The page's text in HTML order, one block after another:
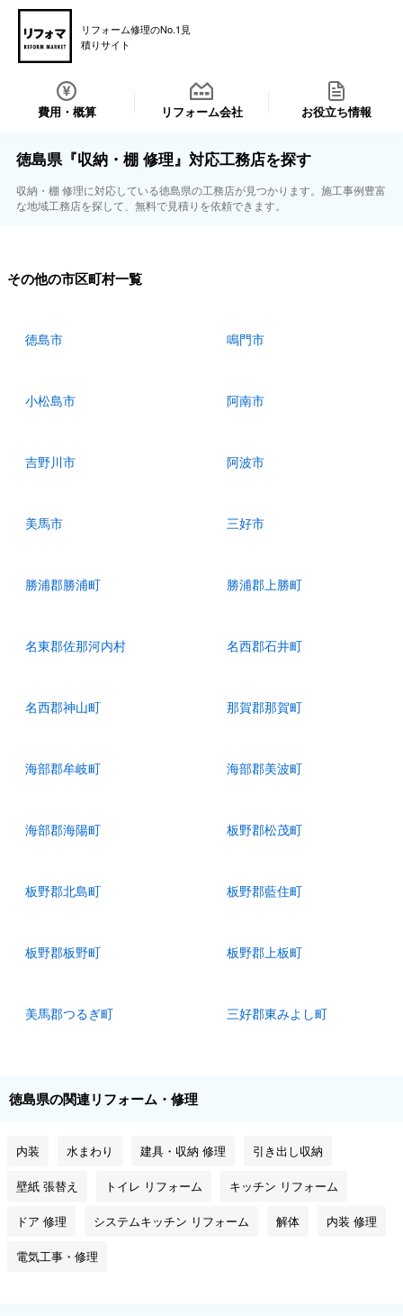
リフォーム修理のNo.1見
積りサイト
費用・概算 リフォーム会社 お役立ち情報
徳島県『収納・棚 修理』対応工務店を探す
収納・棚 修理に対応している徳島県の工務店が見つかります。施工事例豊富
な地域工務店を探して、無料で見積りを依頼できます。
その他の市区町村一覧
徳島市 鳴門市
小松島市 阿南市
吉野川市 阿波市
美馬市 三好市
勝浦郡勝浦町 勝浦郡上勝町
名東郡佐那河内村 名西郡石井町
名西郡神山町 那賀郡那賀町
海部郡牟岐町 海部郡美波町
海部郡海陽町 板野郡松茂町
板野郡北島町 板野郡藍住町
板野郡板野町 板野郡上板町
美馬郡つるぎ町 三好郡東みよし町
徳島県の関連リフォーム・修理
内装 水まわり 建具・収納 修理 引き出し収納
壁紙 張替え トイレ リフォーム キッチン リフォーム
ドア 修理 システムキッチン リフォーム 解体 内装 修理
電気工事・修理